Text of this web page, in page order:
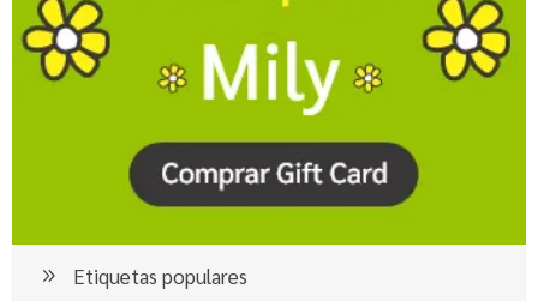
Etiquetas populares